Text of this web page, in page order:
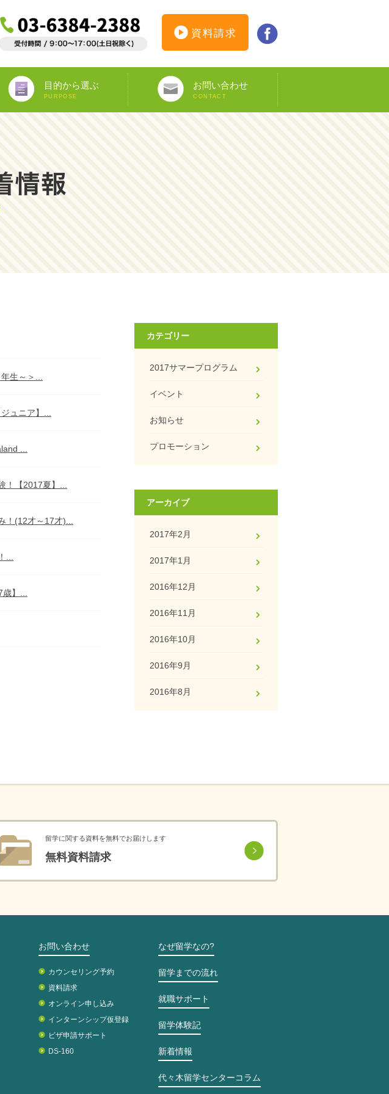
資料請求
目的から選ぶ
PURPOSE
語学留学
教師宅ホームステイ
中学/高校正規留学
大学正規留学
専門留学
語学プラスα
海外ボランティア
海外インターンシップ
オペア
ワーキングホリデー
お問い合わせ
CONTACT
カウンセリング予約
資料請求
オンライン申し込み
インターンシップ仮登録
ビザ申請サポート
DS-160
生～＞...
ュニア】...
...
！【2017夏】...
！(12才～17才)...
...
】...
カテゴリー
2017サマープログラム
イベント
お知らせ
プロモーション
アーカイブ
2017年2月
2017年1月
2016年12月
2016年11月
2016年10月
2016年9月
2016年8月
留学に関する資料を無料でお届けします
無料資料請求
お問い合わせ
カウンセリング予約
資料請求
オンライン申し込み
インターンシップ仮登録
ビザ申請サポート
DS-160
なぜ留学なの?
留学までの流れ
就職サポート
留学体験記
新着情報
代々木留学センターコラム